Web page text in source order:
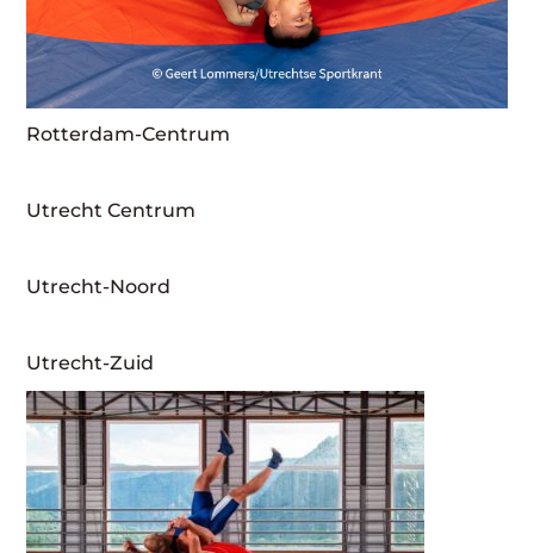
Rotterdam-Centrum
Utrecht Centrum
Utrecht-Noord
Utrecht-Zuid